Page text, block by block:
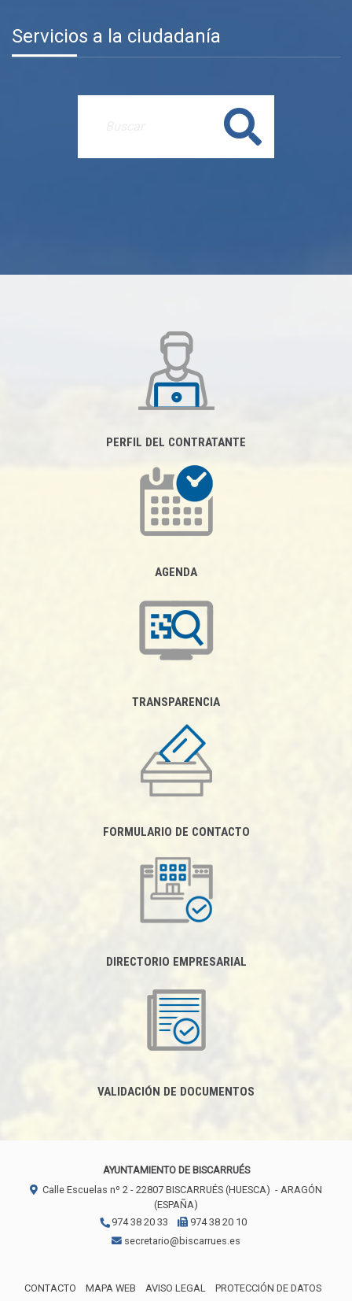
Servicios a la ciudadanía
Buscar
PERFIL DEL CONTRATANTE
AGENDA
TRANSPARENCIA
FORMULARIO DE CONTACTO
DIRECTORIO EMPRESARIAL
VALIDACIÓN DE DOCUMENTOS
AYUNTAMIENTO DE BISCARRUÉS
Calle Escuelas nº 2 - 22807 BISCARRUÉS (HUESCA) - ARAGÓN
(ESPAÑA)
974 38 20 33
974 38 20 10
secretario@biscarrues.es
CONTACTO MAPA WEB AVISO LEGAL
PROTECCIÓN DE DATOS